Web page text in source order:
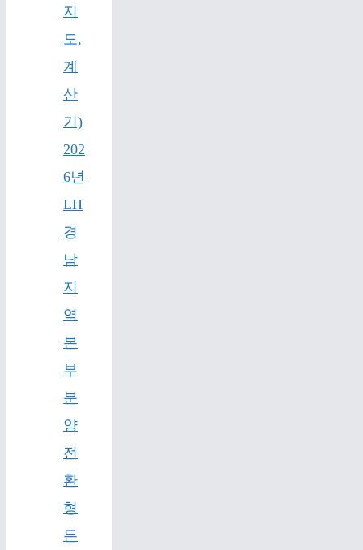
지
도,
계
산
기)
202
6년
LH
경
남
지
역
본
부
분
양
전
환
형
든